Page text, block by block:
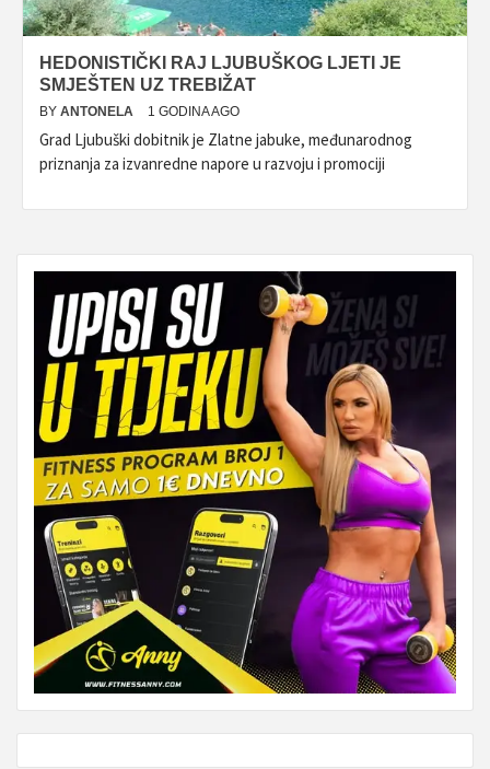
HEDONISTIČKI RAJ LJUBUŠKOG LJETI JE
SMJEŠTEN UZ TREBIŽAT
BY ANTONELA 1 GODINA AGO
Grad Ljubuški dobitnik je Zlatne jabuke, međunarodnog
priznanja za izvanredne napore u razvoju i promociji